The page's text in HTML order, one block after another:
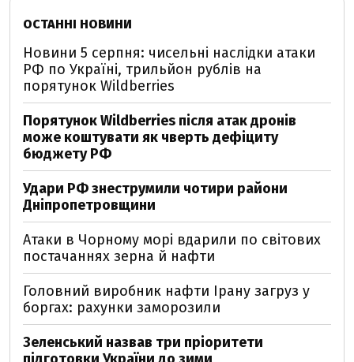
ОСТАННІ НОВИНИ
Новини 5 серпня: чисельні наслідки атаки
РФ по Україні, трильйон рублів на
порятунок Wildberries
Порятунок Wildberries після атак дронів
може коштувати як чверть дефіциту
бюджету РФ
Удари РФ знеструмили чотири райони
Дніпропетровщини
Атаки в Чорному морі вдарили по світових
постачаннях зерна й нафти
Головний виробник нафти Ірану загруз у
боргах: рахунки заморозили
Зеленський назвав три пріоритети